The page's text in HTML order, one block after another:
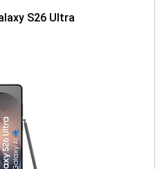
S26 Ultra